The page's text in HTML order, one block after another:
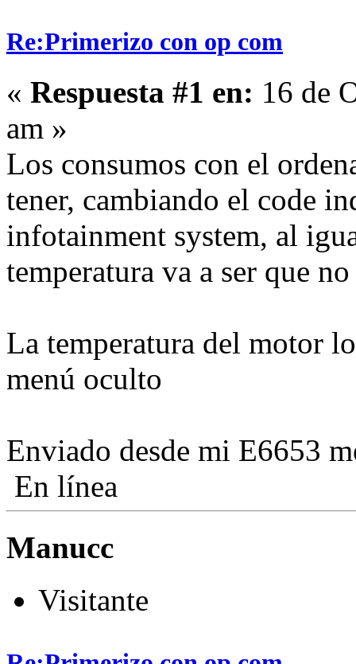
Re:Primerizo con op com
« Respuesta #1 en: 16 de
am »
Los consumos con el
tener, cambiando el code
infotainment system, al
temperatura va a ser que no
La temperatura del motor
menú oculto
Enviado desde mi E6653
En línea
Manucc
Visitante